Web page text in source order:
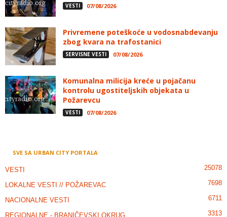
VESTI 07/08/2026
Privremene poteškoće u vodosnabdevanju
zbog kvara na trafostanici
SERVISNE VESTI 07/08/2026
Komunalna milicija kreće u pojačanu
kontrolu ugostiteljskih objekata u
Požarevcu
VESTI 07/08/2026
SVE SA URBAN CITY PORTALA
VESTI 25078
LOKALNE VESTI // POŽAREVAC 7698
NACIONALNE VESTI 6711
REGIONALNE - BRANIČEVSKI OKRUG 3313